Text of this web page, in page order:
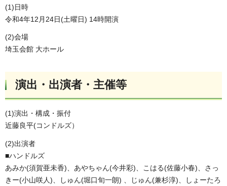
(1)日時
令和4年12月24日(土曜日) 14時開演
(2)会場
埼玉会館 大ホール
演出・出演者・主催等
(1)演出・構成・振付
近藤良平(コンドルズ）
(2)出演者
■ハンドルズ
あみか(須賀亜未香)、あやちゃん(今井彩)、こはる(佐藤小春)、さっ
きー(小山咲人)、しゅん(堀口旬一朗) 、じゅん(兼杉淳)、しょーたろ